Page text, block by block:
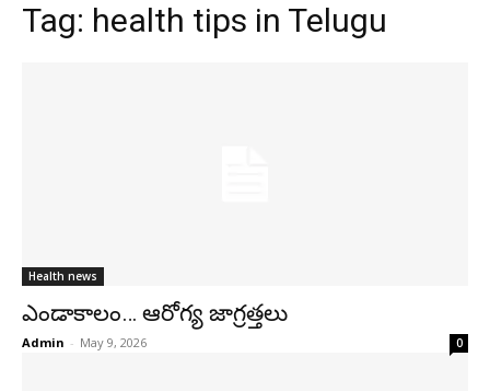
Tag: health tips in Telugu
Health news
ఎండాకాలం… ఆరోగ్య జాగ్రత్తలు
Admin - May 9, 2026 0